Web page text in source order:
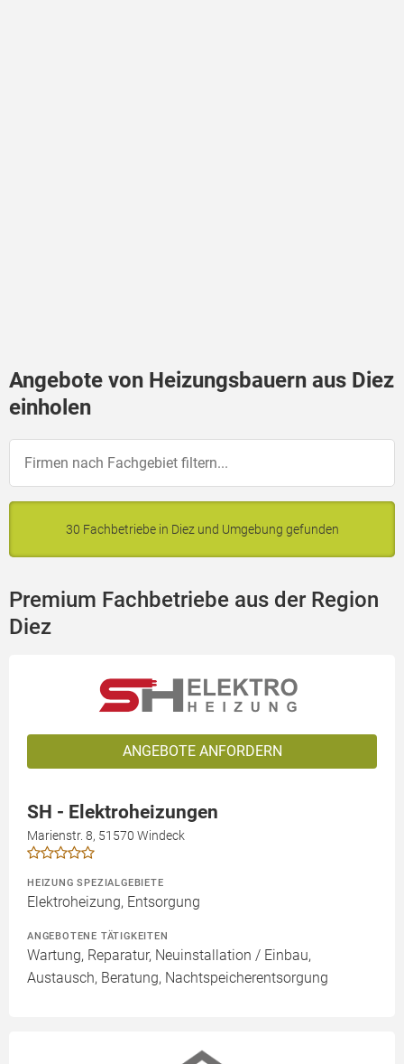
Angebote von Heizungsbauern aus Diez
einholen
30 Fachbetriebe in Diez und Umgebung gefunden
Premium Fachbetriebe aus der Region
Diez
ANGEBOTE ANFORDERN
SH - Elektroheizungen
Marienstr. 8, 51570 Windeck
HEIZUNG SPEZIALGEBIETE
Elektroheizung, Entsorgung
ANGEBOTENE TÄTIGKEITEN
Wartung, Reparatur, Neuinstallation / Einbau,
Austausch, Beratung, Nachtspeicherentsorgung